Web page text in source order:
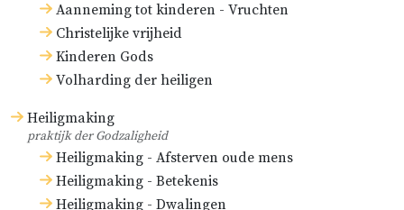
Aanneming tot kinderen - Vruchten
Christelijke vrijheid
Kinderen Gods
Volharding der heiligen
Heiligmaking
praktijk der Godzaligheid
Heiligmaking - Afsterven oude mens
Heiligmaking - Betekenis
Heiligmaking - Dwalingen